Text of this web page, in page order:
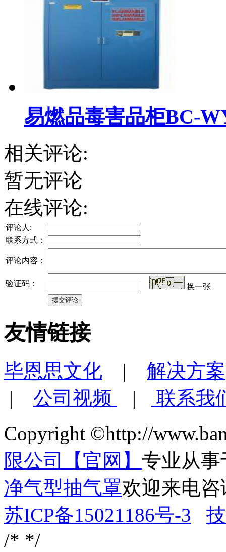
易燃品毒害品柜BC-
相关评论:
暂无评论
在线评论:
评论人:
联系方式：
评论内容：
验证码： 换一张
友情链接
毕恩思文化 | 解决方案
| 公司视频 |
联系我
Copyright ©http://
限公司【官网】 专业从事
净气型抽气罩欢迎来电咨
苏ICP备15021186号-3
/* */